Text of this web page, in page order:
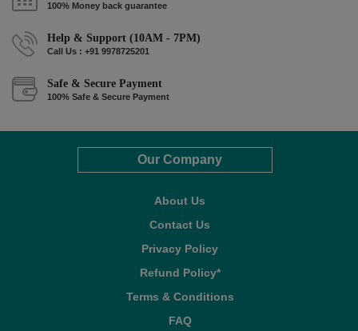
100% Money back guarantee
Help & Support (10AM - 7PM)
Call Us : +91 9978725201
Safe & Secure Payment
100% Safe & Secure Payment
Our Company
About Us
Contact Us
Privacy Policy
Refund Policy*
Terms & Conditions
FAQ